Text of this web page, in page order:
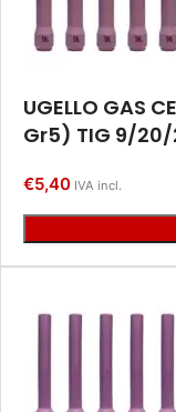
UGELLO GAS
Gr5) TIG 9/20/
€5,40 IVA incl.